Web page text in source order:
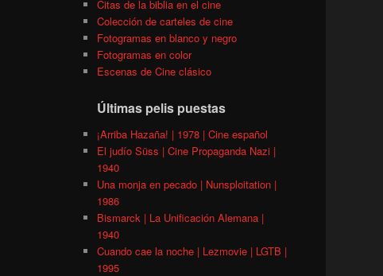
Citas de la biblia en el cine
Colección de carteles de cine
Fotogramas en blanco y negro
Fotogramas en color
Escenas de Cine clásico
Últimas pelis puestas
¡Arriba Hazaña! | 1978 | Cine español
El judío Süss | Cine Propaganda Nazi |
1940
Una monja en pecado | Nunsploitation |
1986
Bismarck | La Unificación Alemana |
1940
Cuando cae la noche | Lezmovie | LGTB |
1995